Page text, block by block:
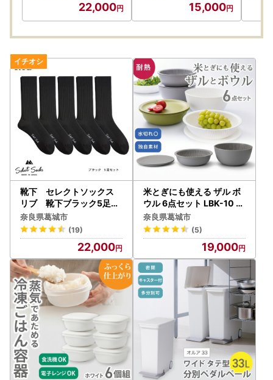
22,000 15,000
靴下 セレクトソックス
リブ 靴下ブラック5足組
【mika017】
奈良県葛城市
(19)
22,000
米とぎにも使える ザル ボ
ウル 6点セット LBK-10 グ
レー ／ キッチン用品 調理
器具 耐熱 重ねて収納 コン
パクト ライクイット like-i
t 奈良県 葛城市【like021-
2A】
奈良県葛城市
(5)
19,000